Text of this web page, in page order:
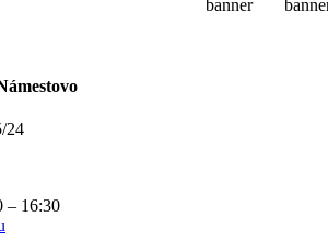
24
– 16:30